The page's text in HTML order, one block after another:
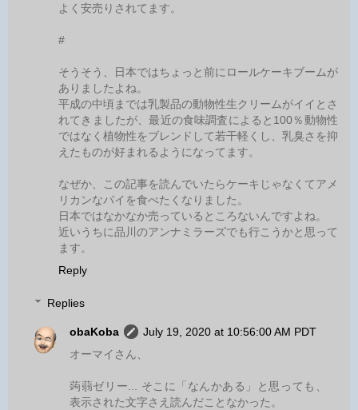
よく安売りされてます。
#
そうそう、日本ではちょっと前にロールケーキブームが
ありましたよね。
平成の中頃までは乳製品の動物性生クリームがイイとさ
れてきましたが、最近の食味調査によると100％動物性
ではなく植物性をブレンドして若干軽くし、乳臭さを抑
えたものが好まれるようになってます。
なぜか、この記事を読んでいたらケーキじゃなくてアメ
リカンなパイを食べたくなりました。
日本ではなかなか売っているところないんですよね。
近いうちに品川のアンナミラーズでも行こうかと思って
ます。
Reply
Replies
obaKoba
July 19, 2020 at 10:56:00 AM PDT
オーマイさん、
蒟蒻ゼリー... そこに「なんかある」と思っても、
表示された文字さえ読んだことなかった。